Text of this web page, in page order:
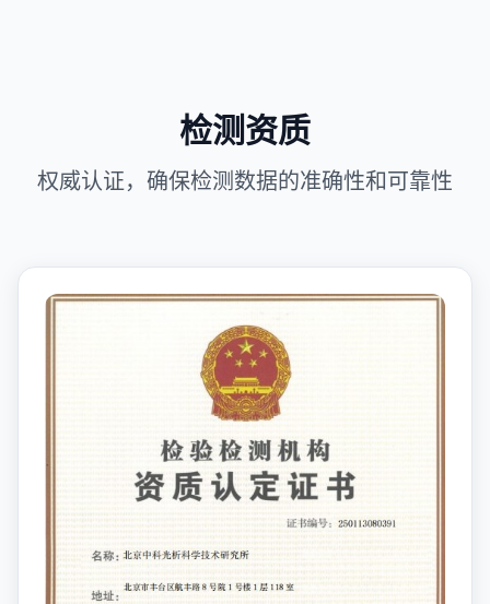
检测资质
权威认证，确保检测数据的准确性和可靠性